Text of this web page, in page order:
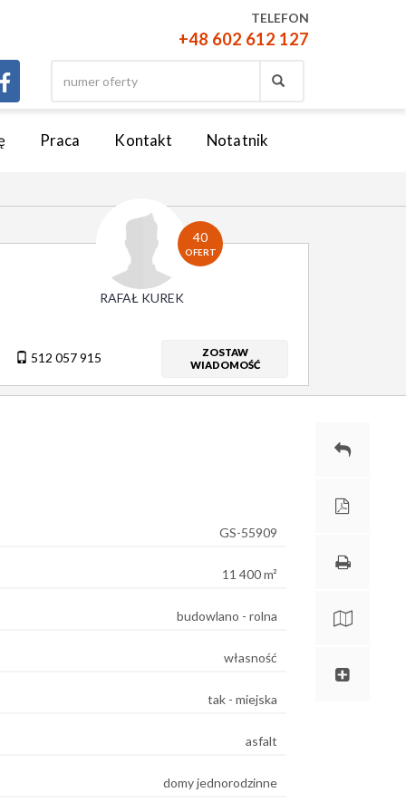
TELEFON
+48 602 612 127
Praca Kontakt Notatnik
40
OFERT
RAFAŁ KUREK
512 057 915
ZOSTAW
WIADOMOŚĆ
GS-55909
11 400 m²
budowlano - rolna
własność
tak - miejska
asfalt
domy jednorodzinne